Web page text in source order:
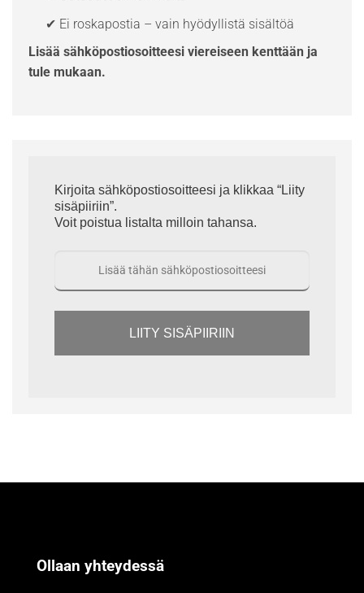
✔ Ei roskapostia – vain hyödyllistä sisältöä
Lisää sähköpostiosoitteesi viereiseen kenttään ja
tule mukaan.
Kirjoita sähköpostiosoitteesi ja klikkaa “Liity
sisäpiiriin”.
Voit poistua listalta milloin tahansa.
LIITY SISÄPIIRIIN
Ollaan yhteydessä